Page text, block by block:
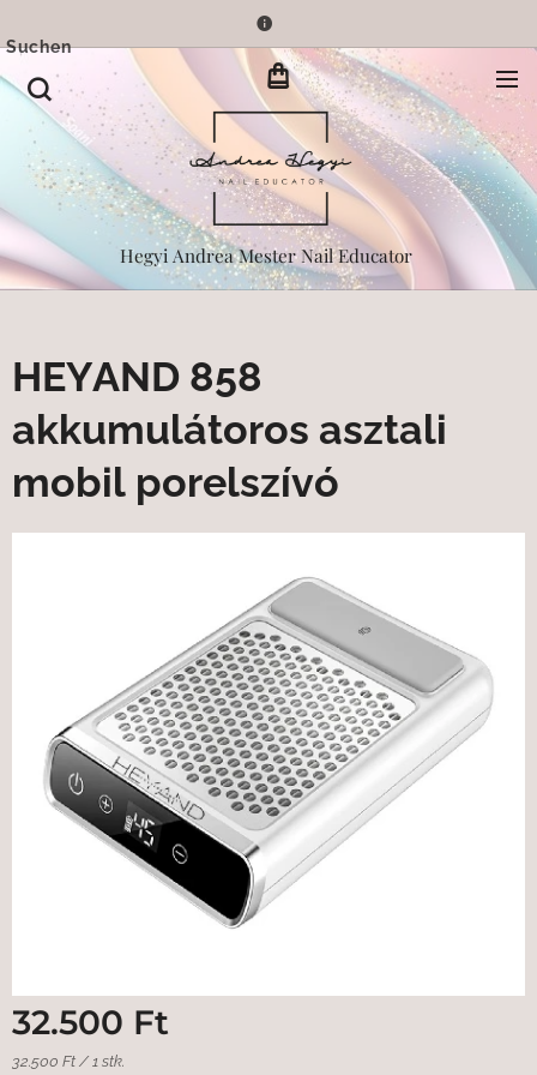
Hegyi Andrea Mester Nail Educator
Suchen
HEYAND 858
akkumulátoros asztali
mobil porelszívó
32.500 Ft
32.500 Ft / 1 stk.